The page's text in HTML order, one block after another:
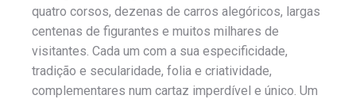
quatro corsos, dezenas de carros alegóricos, largas
centenas de figurantes e muitos milhares de
visitantes. Cada um com a sua especificidade,
tradição e secularidade, folia e criatividade,
complementares num cartaz imperdível e único. Um